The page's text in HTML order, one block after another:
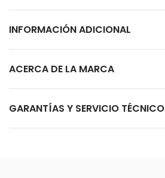
INFORMACIÓN ADICIONAL
ACERCA DE LA MARCA
GARANTÍAS Y SERVICIO TÉCNICO